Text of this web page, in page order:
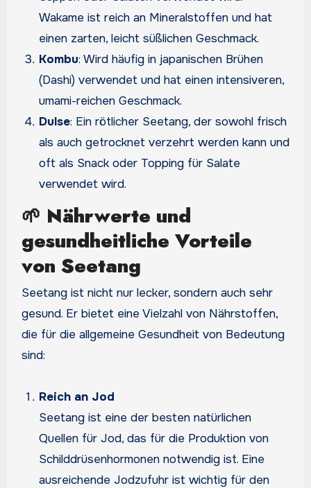
Wakame ist reich an Mineralstoffen und hat
einen zarten, leicht süßlichen Geschmack.
Kombu: Wird häufig in japanischen Brühen
(Dashi) verwendet und hat einen intensiveren,
umami-reichen Geschmack.
Dulse: Ein rötlicher Seetang, der sowohl frisch
als auch getrocknet verzehrt werden kann und
oft als Snack oder Topping für Salate
verwendet wird.
🌱 Nährwerte und
gesundheitliche Vorteile
von Seetang
Seetang ist nicht nur lecker, sondern auch sehr
gesund. Er bietet eine Vielzahl von Nährstoffen,
die für die allgemeine Gesundheit von Bedeutung
sind:
Reich an Jod
Seetang ist eine der besten natürlichen
Quellen für Jod, das für die Produktion von
Schilddrüsenhormonen notwendig ist. Eine
ausreichende Jodzufuhr ist wichtig für den